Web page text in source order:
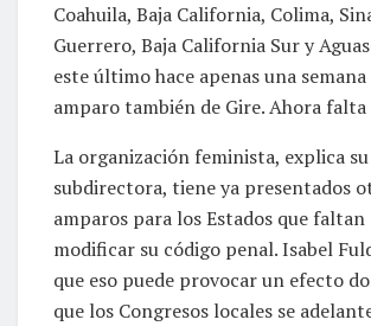
Coahuila, Baja California, Colima,
Guerrero, Baja California Sur y
este último hace apenas una
amparo también de Gire. Ahora
La organización feminista, explica su
subdirectora, tiene ya presentados
amparos para los Estados que
modificar su código penal. Isabel
que eso puede provocar un efecto
que los Congresos locales se